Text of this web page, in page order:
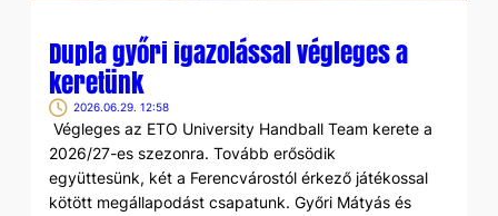
Dupla győri igazolással végleges a
keretünk
2026.06.29. 12:58
Végleges az ETO University Handball Team kerete a
2026/27-es szezonra. Tovább erősödik
együttesünk, két a Ferencvárostól érkező játékossal
kötött megállapodást csapatunk. Győri Mátyás és